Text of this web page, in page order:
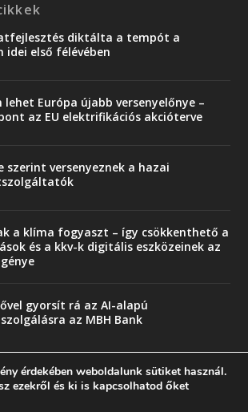
diktálta a tempót a
idei első félévében
lehet Európa újabb versenyelőnye –
az EU elektrifikációs akcióterve
szerint versenyeznek a hazai
a klíma fogyaszt – így csökkenthető a
és a kkv-k digitális eszközeinek az
gyorsít rá az AI-alapú
az MBH Bank
érdekében weboldalunk sütiket használ.
ezekről és ki is kapcsolhatod őket